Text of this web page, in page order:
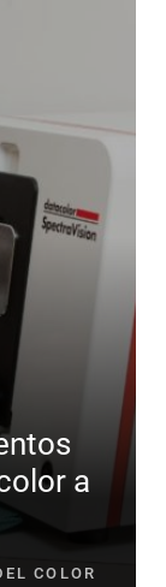
a
COLOR